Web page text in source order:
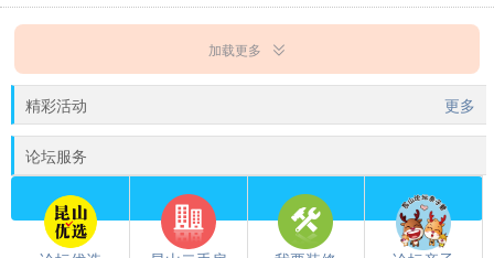
加载更多
精彩活动 更多
论坛服务